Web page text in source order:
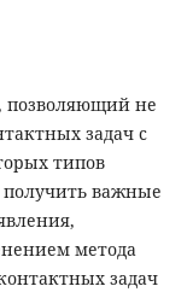
позволяющий не
задач с
типов
получить важные
метода
задач